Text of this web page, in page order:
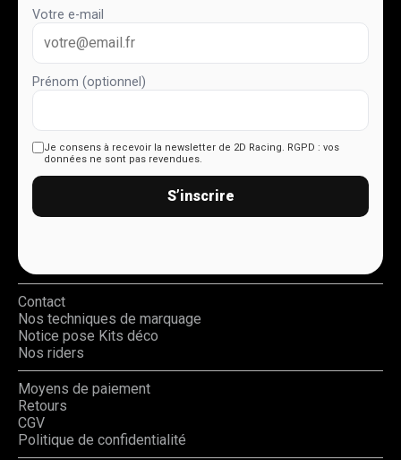
Votre e-mail
Prénom (optionnel)
Je consens à recevoir la newsletter de 2D Racing. RGPD : vos
données ne sont pas revendues.
S’inscrire
Contact
Nos techniques de marquage
Notice pose Kits déco
Nos riders
Moyens de paiement
Retours
CGV
Politique de confidentialité